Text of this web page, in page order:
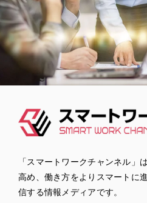
「スマートワークチャンネル」
高め、働き方をよりスマートに
信する情報メディアです。